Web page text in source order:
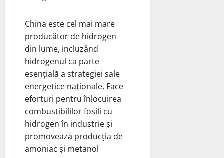
China este cel mai mare
producător de hidrogen
din lume, incluzând
hidrogenul ca parte
esențială a strategiei sale
energetice naționale. Face
eforturi pentru înlocuirea
combustibililor fosili cu
hidrogen în industrie și
promovează producția de
amoniac și metanol